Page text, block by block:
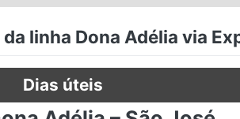
linha Dona Adélia via
Dias úteis